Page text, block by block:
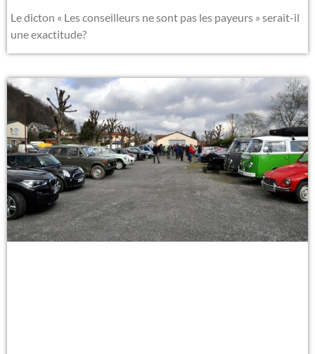
Le dicton « Les conseilleurs ne sont pas les payeurs » serait-il
une exactitude?